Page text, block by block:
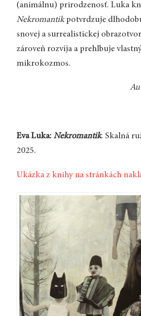
(animálnu) prirodzenosť. Luka
Nekromantikpotvrdzuje
snovej a surrealistickej
zároveň rozvíja a prehlbuje
mikrokozmos.
Eva Luka: Nekromantik. Skalná
2025.
Ukázka z knihy na stránkách